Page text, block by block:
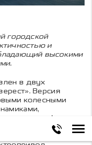
городской
и
высокими
в двух
Версия
колесными
систем комфорта.
включает 20-